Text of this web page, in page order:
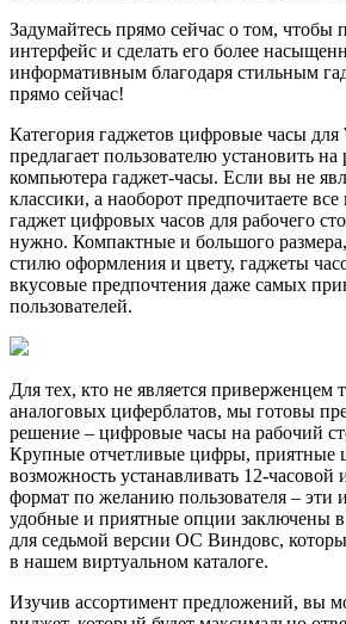
Задумайтесь прямо сейчас о том, чтобы
интерфейс и сделать его более
информативным благодаря стильным
прямо сейчас!
Категория гаджетов цифровые часы для
предлагает пользователю установить на
компьютера гаджет-часы. Если вы не
классики, а наоборот предпочитаете все
гаджет цифровых часов для рабочего
нужно. Компактные и большого
стилю оформления и цвету, гаджеты
вкусовые предпочтения даже самых
пользователей.
Для тех, кто не является приверженцем
аналоговых циферблатов, мы готовы
решение – цифровые часы на рабочий
Крупные отчетливые цифры, приятные
возможность устанавливать 12-часовой
формат по желанию пользователя – эти
удобные и приятные опции заключены
для седьмой версии ОС Виндовс,
в нашем виртуальном каталоге.
Изучив ассортимент предложений, вы